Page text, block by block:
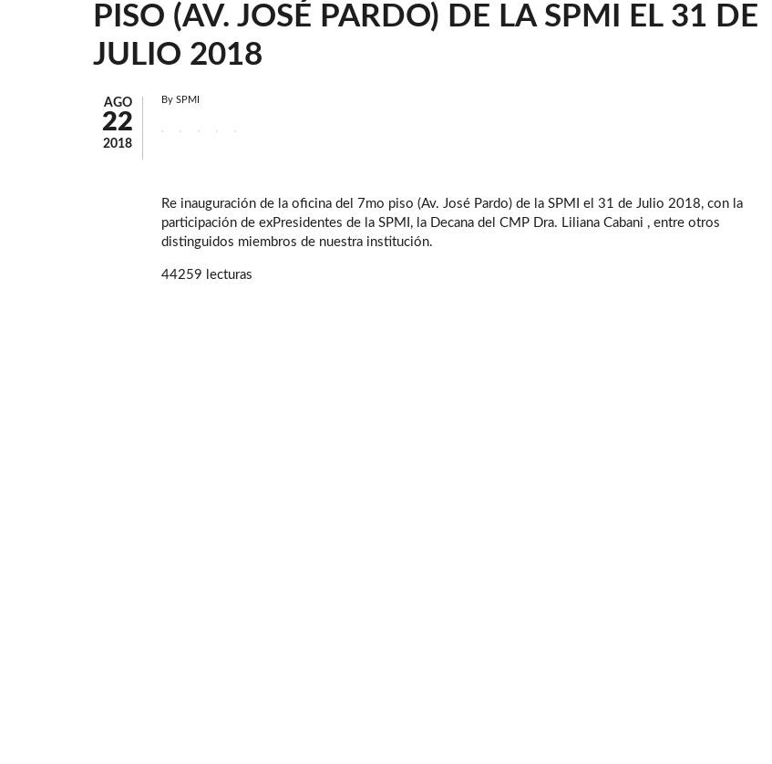
PISO (AV. JOSÉ PARDO) DE LA SPMI EL 31 DE
JULIO 2018
AGO
22
2018
By SPMI
Re inauguración de la oficina del 7mo piso (Av. José Pardo) de la SPMI el 31 de Julio 2018, con la
participación de exPresidentes de la SPMI, la Decana del CMP Dra. Liliana Cabani , entre otros
distinguidos miembros de nuestra institución.
44259 lecturas